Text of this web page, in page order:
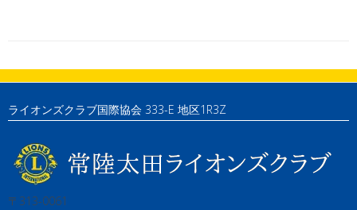
ライオンズクラブ国際協会 333-E 地区1R3Z
〒313-0061